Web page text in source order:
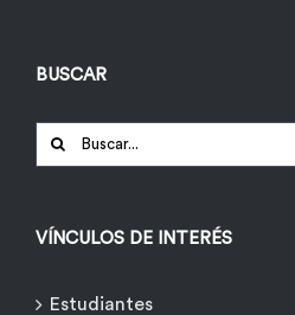
BUSCAR
Buscar:
VÍNCULOS DE INTERÉS
Estudiantes